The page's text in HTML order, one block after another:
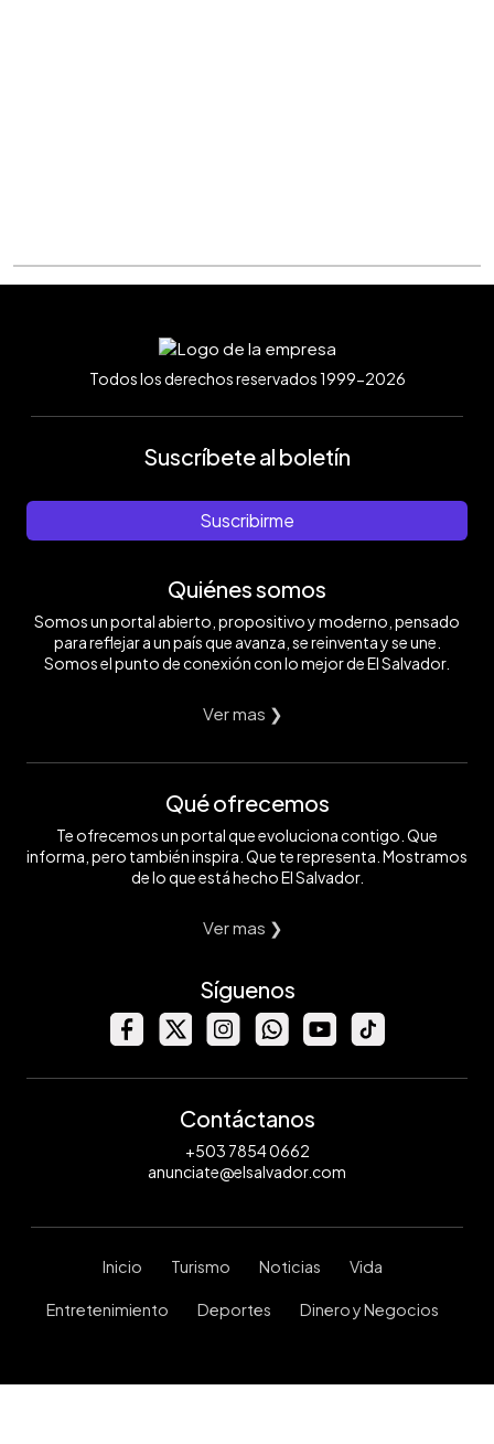
Todos los derechos reservados 1999-2026
Suscríbete al boletín
Suscribirme
Quiénes somos
Somos un portal abierto, propositivo y moderno, pensado
para reflejar a un país que avanza, se reinventa y se une.
Somos el punto de conexión con lo mejor de El Salvador.
Ver mas ❯
Qué ofrecemos
Te ofrecemos un portal que evoluciona contigo. Que
informa, pero también inspira. Que te representa. Mostramos
de lo que está hecho El Salvador.
Ver mas ❯
Síguenos
Contáctanos
+503 7854 0662
anunciate@elsalvador.com
Inicio Turismo Noticias Vida
Entretenimiento Deportes Dinero y Negocios